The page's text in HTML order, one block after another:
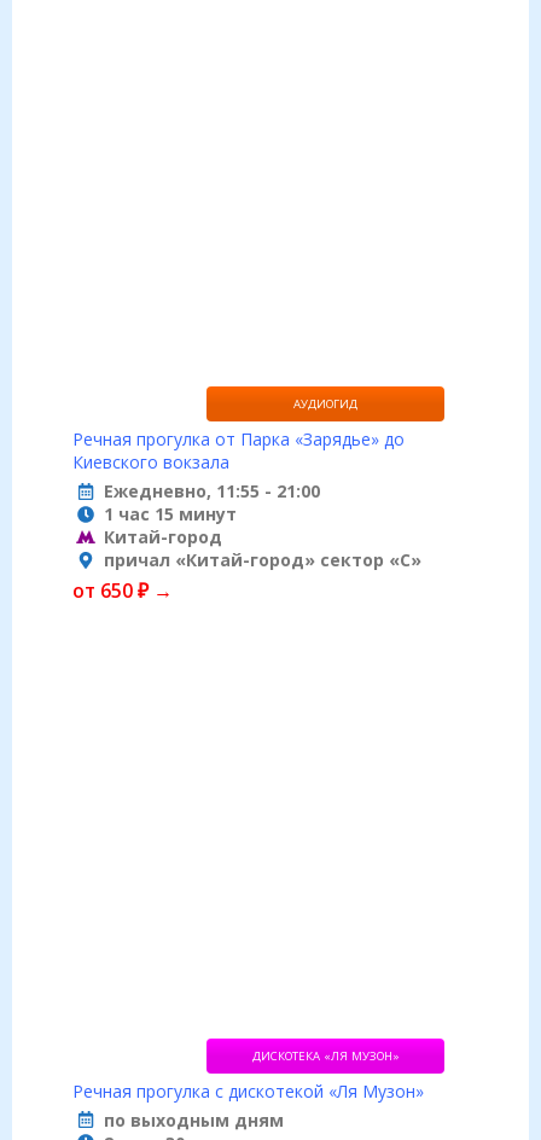
АУДИОГИД
Речная прогулка от Парка «Зарядье» до
Киевского вокзала
Ежедневно, 11:55 - 21:00
1 час 15 минут
Китай-город
причал «Китай-город» сектор «С»
от 650 ₽ →
ДИСКОТЕКА «ЛЯ МУЗОН»
Речная прогулка с дискотекой «Ля Музон»
по выходным дням